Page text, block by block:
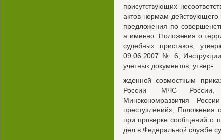
присутствующих
актов нормам действующего
предложения по
а именно: Положения о
судебных приставов,
09.06.2007 № 6;
учетных документов, утвер-
жденной совместным
России, МЧС
Минэкономразвития
преступлений», Положения
при проверке сообщений о
дел в Федеральной службе